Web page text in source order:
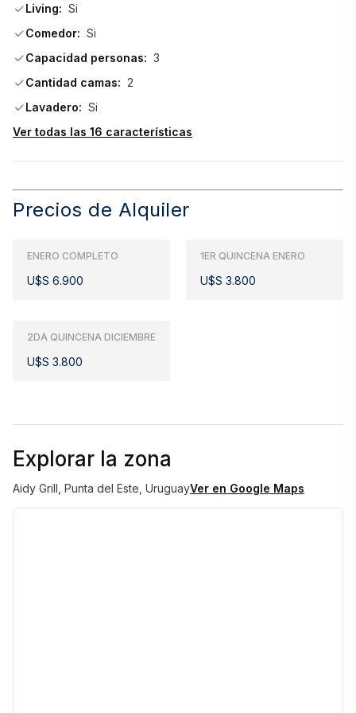
apartamento tu lugar. Consulta con nuestros asesores y
descubre cómo este espacio puede convertirse en tu
próximo destino. ¡Te esperamos!
Deposito en garantía de 500 usd devueltos al final.
Luz eléctrica no incluida en el precio del alquiler.
Comisión inmobiliaria 10% no incluido en el precio
1era quincena enero 3800 usd
2da quincena enero 3500 usd
Living: Si
Comedor: Si
Capacidad personas: 3
Cantidad camas: 2
Lavadero: Si
Ver todas las 16 características
Precios de Alquiler
ENERO COMPLETO
U$S 6.900
1ER QUINCENA ENERO
U$S 3.800
2DA QUINCENA DICIEMBRE
U$S 3.800
Explorar la zona
Aidy Grill, Punta del Este, UruguayVer en Google Maps